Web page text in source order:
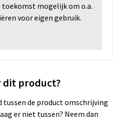
toekomst mogelijk om o.a.
voor eigen gebruik.
dit product?
de product omschrijving
er niet tussen? Neem dan